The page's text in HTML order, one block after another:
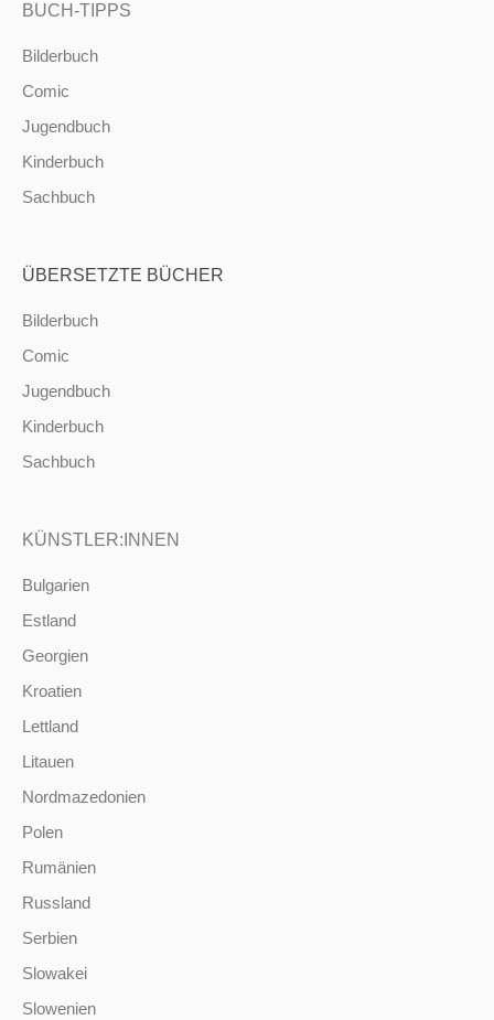
BUCH-TIPPS
Bilderbuch
Comic
Jugendbuch
Kinderbuch
Sachbuch
ÜBERSETZTE BÜCHER
Bilderbuch
Comic
Jugendbuch
Kinderbuch
Sachbuch
KÜNSTLER:INNEN
Bulgarien
Estland
Georgien
Kroatien
Lettland
Litauen
Nordmazedonien
Polen
Rumänien
Russland
Serbien
Slowakei
Slowenien